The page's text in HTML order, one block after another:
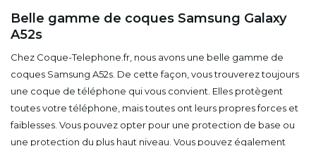
Belle gamme de coques Samsung Galaxy
A52s
Chez Coque-Telephone.fr, nous avons une belle gamme de
coques Samsung A52s. De cette façon, vous trouverez toujours
une coque de téléphone qui vous convient. Elles protègent
toutes votre téléphone, mais toutes ont leurs propres forces et
faiblesses. Vous pouvez opter pour une protection de base ou
une protection du plus haut niveau. Vous pouvez également